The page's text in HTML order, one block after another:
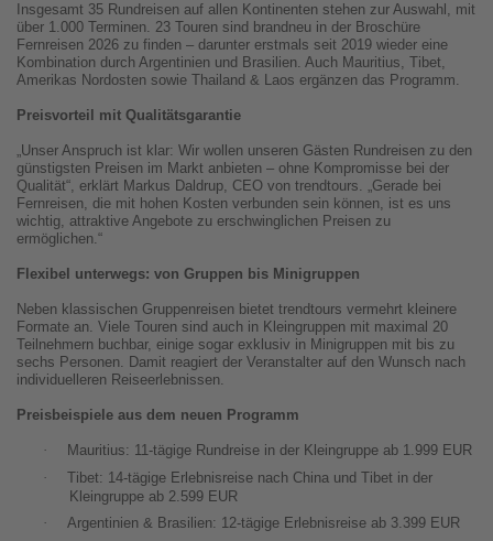
Insgesamt 35 Rundreisen auf allen Kontinenten stehen zur Auswahl, mit
über 1.000 Terminen. 23 Touren sind brandneu in der Broschüre
Fernreisen 2026 zu finden – darunter erstmals seit 2019 wieder eine
Kombination durch Argentinien und Brasilien. Auch Mauritius, Tibet,
Amerikas Nordosten sowie Thailand & Laos ergänzen das Programm.
Preisvorteil mit Qualitätsgarantie
„Unser Anspruch ist klar: Wir wollen unseren Gästen Rundreisen zu den
günstigsten Preisen im Markt anbieten – ohne Kompromisse bei der
Qualität“, erklärt Markus Daldrup, CEO von trendtours. „Gerade bei
Fernreisen, die mit hohen Kosten verbunden sein können, ist es uns
wichtig, attraktive Angebote zu erschwinglichen Preisen zu
ermöglichen.“
Flexibel unterwegs: von Gruppen bis Minigruppen
Neben klassischen Gruppenreisen bietet trendtours vermehrt kleinere
Formate an. Viele Touren sind auch in Kleingruppen mit maximal 20
Teilnehmern buchbar, einige sogar exklusiv in Minigruppen mit bis zu
sechs Personen. Damit reagiert der Veranstalter auf den Wunsch nach
individuelleren Reiseerlebnissen.
Preisbeispiele aus dem neuen Programm
·
Mauritius: 11-tägige Rundreise in der Kleingruppe ab 1.999 EUR
·
Tibet: 14-tägige Erlebnisreise nach China und Tibet in der
Kleingruppe ab 2.599 EUR
·
Argentinien & Brasilien: 12-tägige Erlebnisreise ab 3.399 EUR